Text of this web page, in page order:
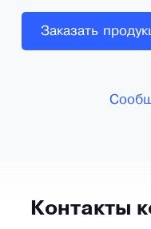
Заказать
Контакты